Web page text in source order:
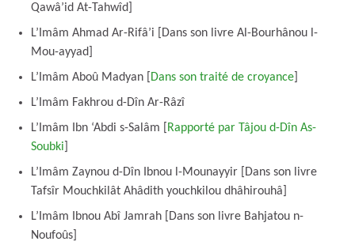
Qawâ’id At-Tahwîd]
L’Imâm Ahmad Ar-Rifâ’i [Dans son livre Al-Bourhânou l-
Mou-ayyad]
L’Imâm Aboû Madyan [
Dans son traité de croyance
L’Imâm Fakhrou d-Dîn Ar-Râzî
L’Imâm Ibn ‘Abdi s-Salâm [
Rapporté par Tâjou d-Dîn As-
Soubki
L’Imâm Zaynou d-Dîn Ibnou l-Mounayyir [Dans son livre
Tafsîr Mouchkilât Ahâdith youchkilou dhâhirouhâ]
L’Imâm Ibnou Abî Jamrah [Dans son livre Bahjatou n-
Noufoûs]